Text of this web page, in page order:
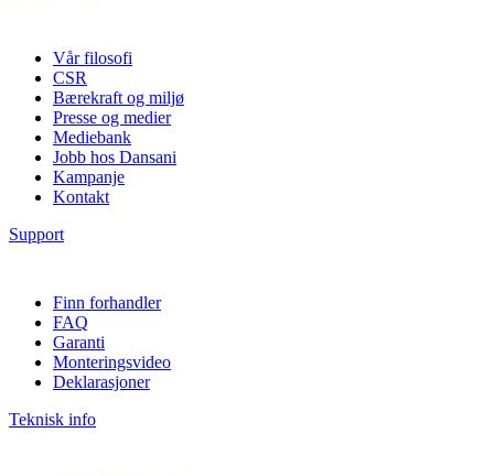
Vår filosofi
CSR
Bærekraft og miljø
Presse og medier
Mediebank
Jobb hos Dansani
Kampanje
Kontakt
Support
Finn forhandler
FAQ
Garanti
Monteringsvideo
Deklarasjoner
Teknisk info